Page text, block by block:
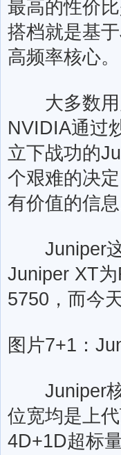
最高的性价
搭档就是基
高频率核心。
大多数用
NVIDIA通过
立下战功的
个艰难的决
有价值的信息
Juniper这
Juniper XT
5750，而今
图片7+1：
Juniper核
位宽均是上
4D+1D超标